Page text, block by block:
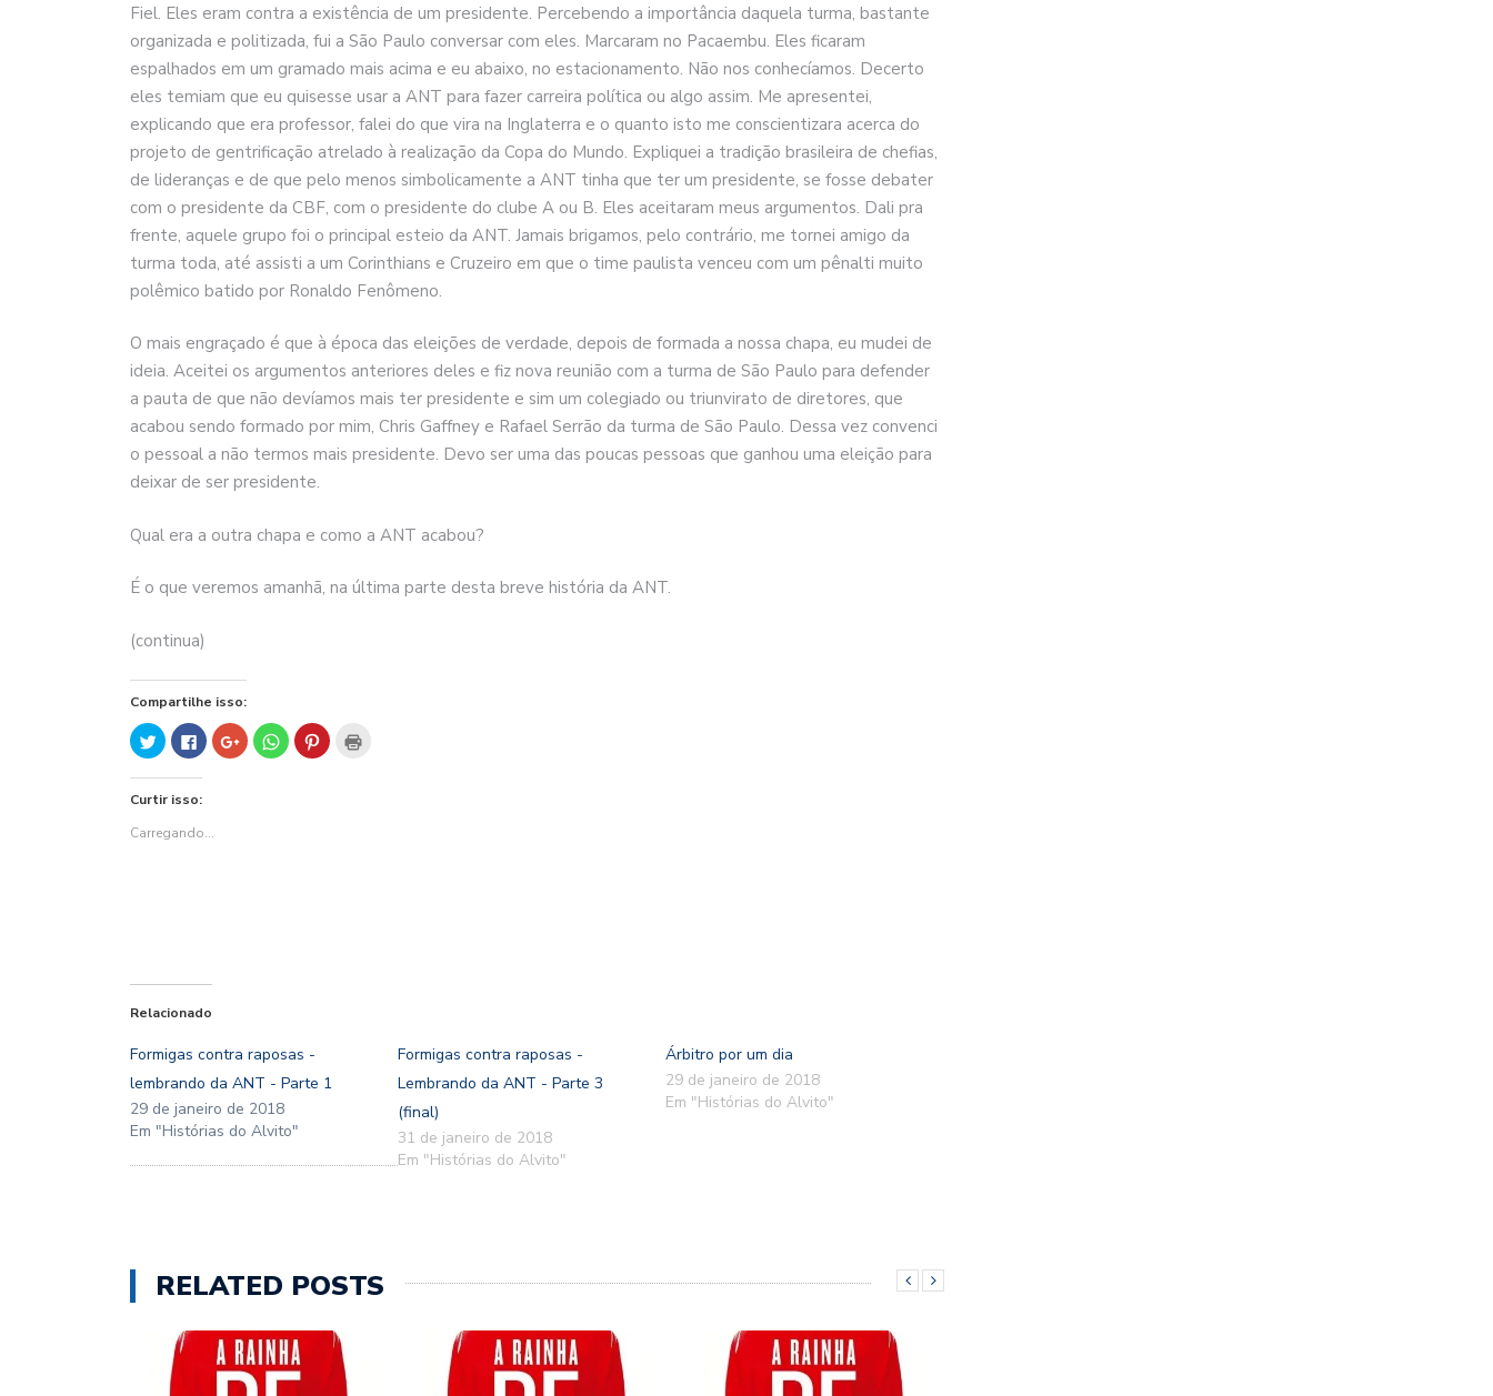
Fiel. Eles eram contra a existência de um presidente. Percebendo a importância daquela turma, bastante
organizada e politizada, fui a São Paulo conversar com eles. Marcaram no Pacaembu. Eles ficaram
espalhados em um gramado mais acima e eu abaixo, no estacionamento. Não nos conhecíamos. Decerto
eles temiam que eu quisesse usar a ANT para fazer carreira política ou algo assim. Me apresentei,
explicando que era professor, falei do que vira na Inglaterra e o quanto isto me conscientizara acerca do
projeto de gentrificação atrelado à realização da Copa do Mundo. Expliquei a tradição brasileira de chefias,
de lideranças e de que pelo menos simbolicamente a ANT tinha que ter um presidente, se fosse debater
com o presidente da CBF, com o presidente do clube A ou B. Eles aceitaram meus argumentos. Dali pra
frente, aquele grupo foi o principal esteio da ANT. Jamais brigamos, pelo contrário, me tornei amigo da
turma toda, até assisti a um Corinthians e Cruzeiro em que o time paulista venceu com um pênalti muito
polêmico batido por Ronaldo Fenômeno.
O mais engraçado é que à época das eleições de verdade, depois de formada a nossa chapa, eu mudei de
ideia. Aceitei os argumentos anteriores deles e fiz nova reunião com a turma de São Paulo para defender
a pauta de que não devíamos mais ter presidente e sim um colegiado ou triunvirato de diretores, que
acabou sendo formado por mim, Chris Gaffney e Rafael Serrão da turma de São Paulo. Dessa vez convenci
o pessoal a não termos mais presidente. Devo ser uma das poucas pessoas que ganhou uma eleição para
deixar de ser presidente.
Qual era a outra chapa e como a ANT acabou?
É o que veremos amanhã, na última parte desta breve história da ANT.
(continua)
Compartilhe isso:
Clique
para
compartilhar
no
em
janela)
Clique
para
compartilhar
no
em
janela)
Compartilhe
no
Google+
Clique
para
compartilhar
Clique
para
Curtir isso:
Carregando...
Relacionado
Formigas contra raposas -
lembrando da ANT - Parte 1
29 de janeiro de 2018
Em "Histórias do Alvito"
Formigas contra raposas -
Lembrando da ANT - Parte 3
(final)
31 de janeiro de 2018
Em "Histórias do Alvito"
Árbitro por um dia
29 de janeiro de 2018
Em "Histórias do Alvito"
RELATED POSTS